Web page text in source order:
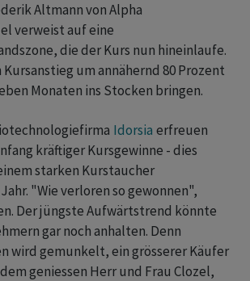
Altmann von Alpha
verweist auf eine
die der Kurs nun hineinlaufe.
um annähernd 80 Prozent
Monaten ins Stocken bringen.
Idorsia erfreuen
kräftiger Kursgewinne - dies
starken Kurstaucher
"Wie verloren so gewonnen",
Der jüngste Aufwärtstrend könnte
gar noch anhalten. Denn
wird gemunkelt, ein grösserer Käufer
geniessen Herr und Frau Clozel,